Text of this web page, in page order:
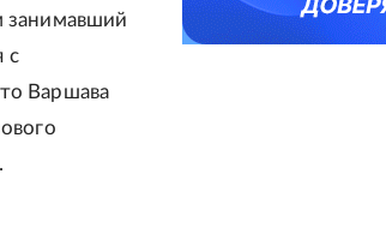
занимавший
с
Варшава